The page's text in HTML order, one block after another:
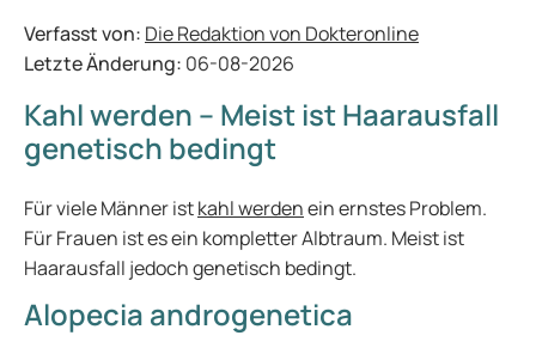
Verfasst von: Die Redaktion von Dokteronline
Letzte Änderung: 06-08-2026
Kahl werden – Meist ist Haarausfall
genetisch bedingt
Für viele Männer istkahl werdenein ernstes Problem.
Für Frauen ist es ein kompletter Albtraum. Meist ist
Haarausfall jedoch genetisch bedingt.
Alopecia androgenetica